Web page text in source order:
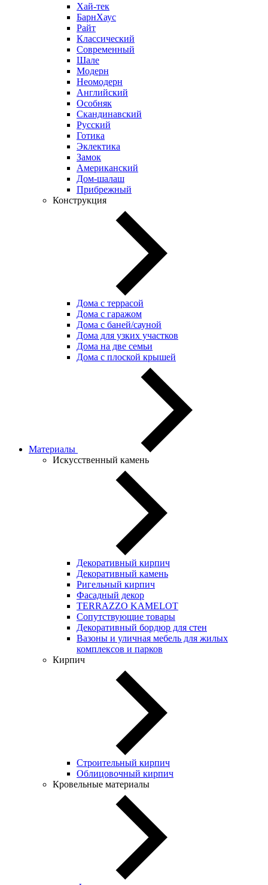
Хай-тек
БарнХаус
Райт
Классический
Современный
Шале
Модерн
Неомодерн
Английский
Особняк
Скандинавский
Русский
Готика
Эклектика
Замок
Американский
Дом-шалаш
Прибрежный
Конструкция
Дома с террасой
Дома с гаражом
Дома с баней/сауной
Дома для узких участков
Дома на две семьи
Дома с плоской крышей
Материалы
Искусственный камень
Декоративный кирпич
Декоративный камень
Ригельный кирпич
Фасадный декор
TERRAZZO KAMELOT
Сопутствующие товары
Декоративный бордюр для стен
Вазоны и уличная мебель для жилых
комплексов и парков
Кирпич
Строительный кирпич
Облицовочный кирпич
Кровельные материалы